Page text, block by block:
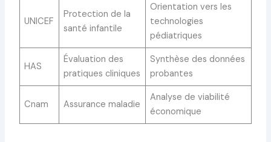
UNICEF
Protection de la
santé infantile
Orientation vers les
technologies
pédiatriques
HAS
Évaluation des
pratiques cliniques
Synthèse des données
probantes
Cnam Assurance maladie
Analyse de viabilité
économique